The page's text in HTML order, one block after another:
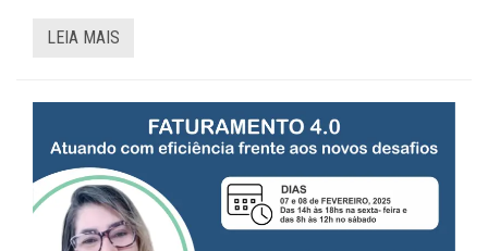
LEIA MAIS